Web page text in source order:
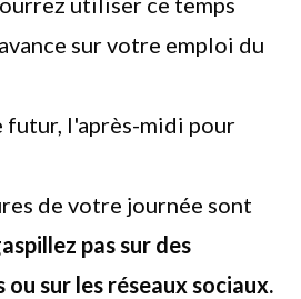
sur votre emploi du
futur, l'après-midi pour
de votre journée sont
pas sur des
sur les réseaux sociaux.